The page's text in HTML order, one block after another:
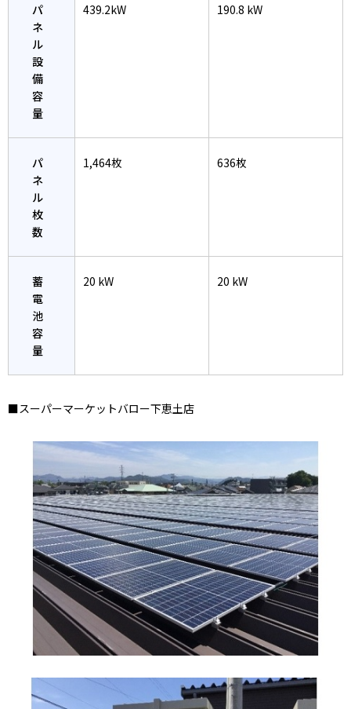
パ
ネ
ル
設
備
容
量
439.2kW 190.8 kW
パ
ネ
ル
枚
数
1,464枚 636枚
蓄
電
池
容
量
20 kW 20 kW
■スーパーマーケットバロー下恵土店